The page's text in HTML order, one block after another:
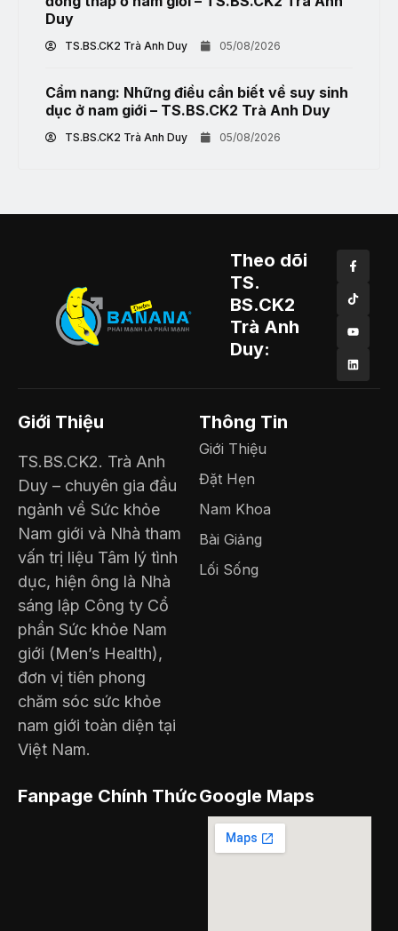
Duy
TS.BS.CK2 Trà Anh Duy 05/08/2026
Cẩm nang: Những điều cần biết về suy sinh
dục ở nam giới – TS.BS.CK2 Trà Anh Duy
TS.BS.CK2 Trà Anh Duy 05/08/2026
Theo dõi
TS.
BS.CK2
Trà Anh
Duy:
Giới Thiệu
TS.BS.CK2. Trà Anh
Duy – chuyên gia đầu
ngành về Sức khỏe
Nam giới và Nhà tham
vấn trị liệu Tâm lý tình
dục, hiện ông là Nhà
sáng lập Công ty Cổ
phần Sức khỏe Nam
giới (Men’s Health),
đơn vị tiên phong
chăm sóc sức khỏe
nam giới toàn diện tại
Việt Nam.
Thông Tin
Giới Thiệu
Đặt Hẹn
Nam Khoa
Bài Giảng
Lối Sống
Fanpage Chính ThứcGoogle Maps